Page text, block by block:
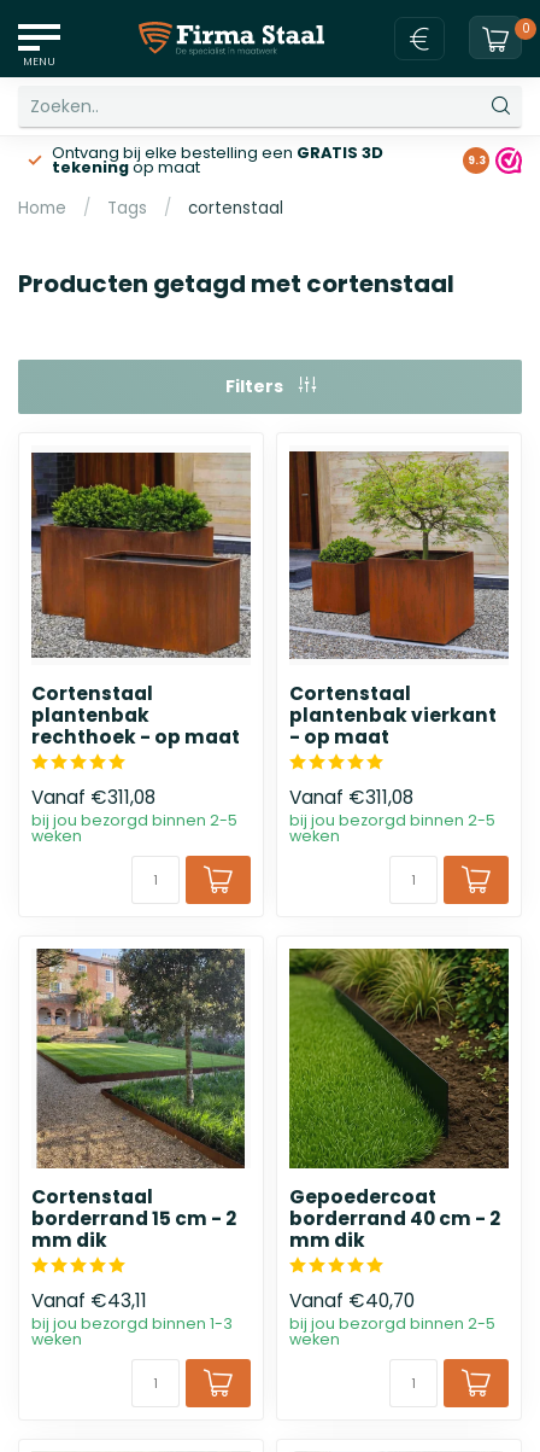
MENU
0
Ontvang bij elke bestelling een GRATIS 3D
tekeningop maat Gratis
9.3
Home / Tags / cortenstaal
Producten getagd met cortenstaal
Filters
Cortenstaal
plantenbak
rechthoek - op maat
Vanaf €311,08
bij jou bezorgd binnen 2-5
weken
Cortenstaal
plantenbak vierkant
- op maat
Vanaf €311,08
bij jou bezorgd binnen 2-5
weken
Cortenstaal
borderrand 15 cm - 2
mm dik
Vanaf €43,11
bij jou bezorgd binnen 1-3
weken
Gepoedercoat
borderrand 40 cm - 2
mm dik
Vanaf €40,70
bij jou bezorgd binnen 2-5
weken